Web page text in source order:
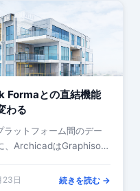
との直結機能
わる
ットフォーム間のデー
、ArchicadはGraphisoft
23日 続きを読む →